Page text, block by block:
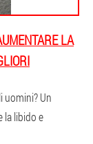
LA
uomini? Un
la libido e